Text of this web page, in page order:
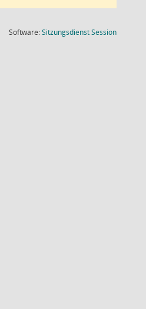
Software:SitzungsdienstSession(Wird in